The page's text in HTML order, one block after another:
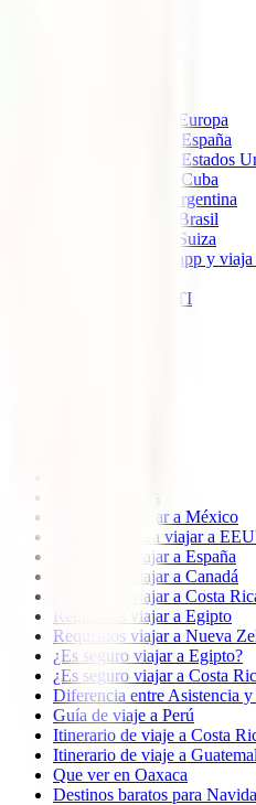
Seguro de viaje a Europa
Seguro de Viaje a España
Seguro de Viaje a Estados
Seguro de Viaje a Cuba
Seguro de Viaje Argentina
Seguro de viaje a Brasil
Seguro de viaje a Suiza
Descarga nuestra app y
Colaboradores IATI
Todos los posts
Requisitos viajar a México
Requisitos para viajar a
Requisitos viajar a España
Requisitos viajar a Canadá
Requisitos viajar a Costa
Requisitos viajar a Egipto
Requisitos viajar a Nueva
¿Es seguro viajar a Egipto?
¿Es seguro viajar a Costa
Diferencia entre Asistencia
Guía de viaje a Perú
Itinerario de viaje a Costa
Itinerario de viaje a
Que ver en Oaxaca
Destinos baratos para